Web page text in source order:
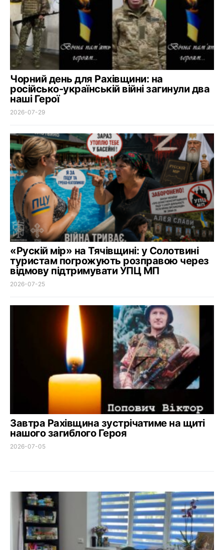
Чорний день для Рахівщини: на
російсько-українській війні загинули два
наші Герої
2026-07-29
«Рускій мір» на Тячівщині: у Солотвині
туристам погрожують розправою через
відмову підтримувати УПЦ МП
2026-07-25
Завтра Рахівщина зустрічатиме на щиті
нашого загиблого Героя
2026-07-05